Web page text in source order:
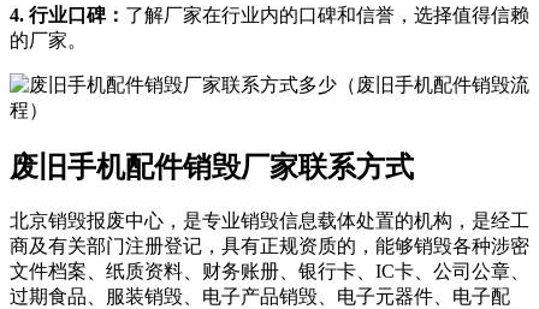
4. 行业口碑： 了解厂家在行业内的口碑和信誉，选择值得信赖
的厂家。
废旧手机配件销毁厂家联系方式
北京销毁报废中心，是专业销毁信息载体处置的机构，是经工
商及有关部门注册登记，具有正规资质的，能够销毁各种涉密
文件档案、纸质资料、财务账册、银行卡、IC卡、公司公章、
过期食品、服装销毁、电子产品销毁、电子元器件、电子配